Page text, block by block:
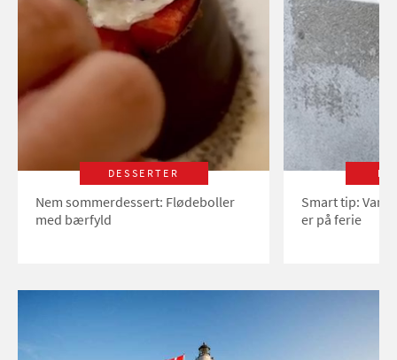
DESSERTER
Nem sommerdessert: Flødeboller
med bærfyld
Smart tip:
er på ferie